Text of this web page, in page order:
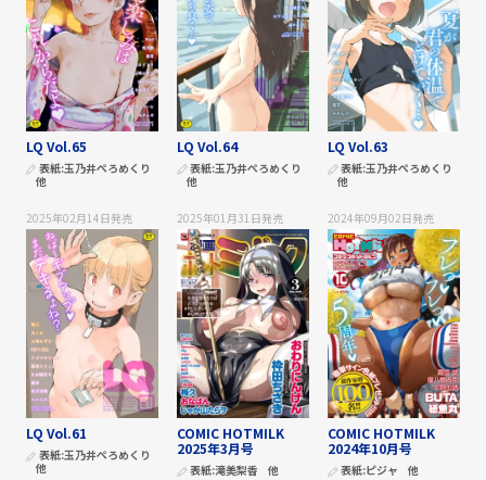
LQ Vol.65
表紙:玉乃井ぺろめくり
他
LQ Vol.64
表紙:玉乃井ぺろめくり
他
LQ Vol.63
表紙:玉乃井ぺろめくり
他
2025年02月14日発売
LQ Vol.61
表紙:玉乃井ぺろめくり
他
2025年01月31日発売
COMIC HOTMILK
2025年3月号
表紙:滝美梨香 他
2024年09月02日発売
COMIC HOTMILK
2024年10月号
表紙:ピジャ 他